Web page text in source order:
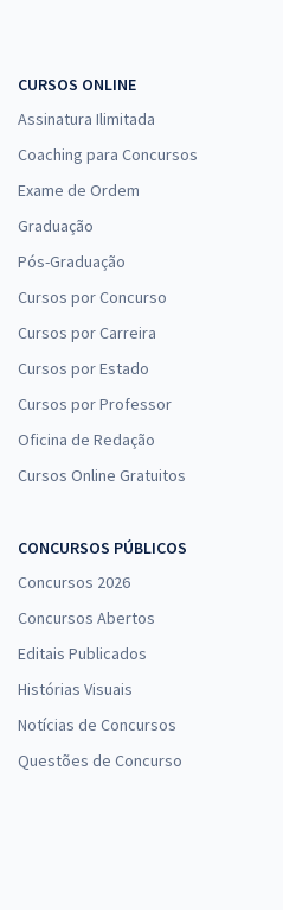
CURSOS ONLINE
Assinatura Ilimitada
Coaching para Concursos
Exame de Ordem
Graduação
Pós-Graduação
Cursos por Concurso
Cursos por Carreira
Cursos por Estado
Cursos por Professor
Oficina de Redação
Cursos Online Gratuitos
CONCURSOS PÚBLICOS
Concursos 2026
Concursos Abertos
Editais Publicados
Histórias Visuais
Notícias de Concursos
Questões de Concurso